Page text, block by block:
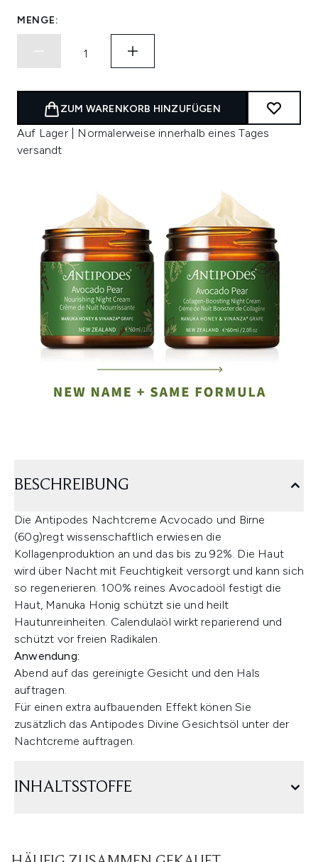
MENGE:
ZUM WARENKORB HINZUFÜGEN
Auf Lager | Normalerweise innerhalb eines Tages
versandt
BESCHREIBUNG
Die Antipodes Nachtcreme Acvocado und Birne
(60g)regt wissenschaftlich erwiesen die
Kollagenproduktion an und das bis zu 92%. Die Haut
wird über Nacht mit Feuchtigkeit versorgt und kann sich
so regenerieren. 100% reines Avocadoöl festigt die
Haut, Manuka Honig schützt sie und heilt
Hautunreinheiten. Calendulaöl wirkt reparierend und
schützt vor freien Radikalen.
Anwendung:
Abend auf das gereinigte Gesicht und den Hals
auftragen.
Für einen extra aufbauenden Effekt könen Sie
zusätzlich das Antipodes Divine Gesichtsöl unter der
Nachtcreme auftragen.
INHALTSSTOFFE